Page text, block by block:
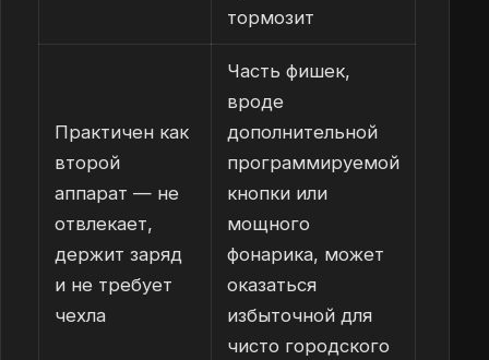
тормозит
Практичен как
второй
аппарат — не
отвлекает,
держит заряд
и не требует
чехла
Часть фишек,
вроде
дополнительной
программируемой
кнопки или
мощного
фонарика, может
оказаться
избыточной для
чисто городского